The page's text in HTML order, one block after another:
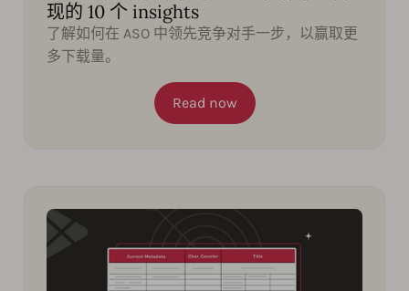
现的 10 个 insights
了解如何在 ASO 中领先竞争对手一步，以赢取更
多下载量。
Read now